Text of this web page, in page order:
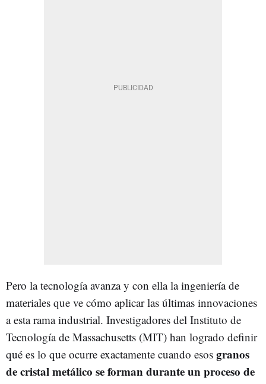
Pero la tecnología avanza y con ella la ingeniería de
materiales que ve cómo aplicar las últimas innovaciones
a esta rama industrial. Investigadores del Instituto de
Tecnología de Massachusetts (MIT) han logrado definir
qué es lo que ocurre exactamente cuando esos granos
de cristal metálico se forman durante un proceso de